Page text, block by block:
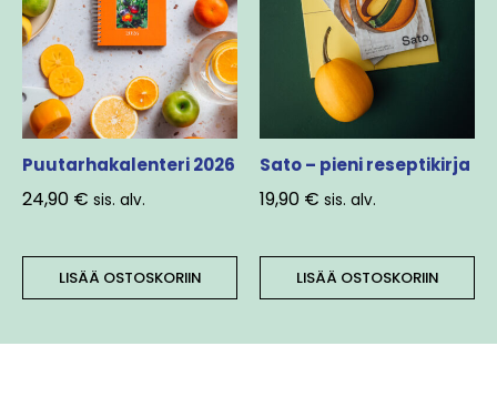
Puutarhakalenteri 2026
24,90 € sis. alv.
LISÄÄ OSTOSKORIIN
Sato – pieni reseptikirja
19,90 € sis. alv.
LISÄÄ OSTOSKORIIN